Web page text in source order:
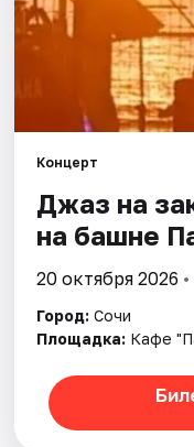
Концерт
Джаз на
на башне
20 октября 2026
Город: Сочи
Площадка: Кафе